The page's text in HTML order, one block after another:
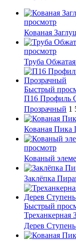
просмотр
Кованая
просмотр
Труба
Быстрый
П16 Профиль
Прозрачный 1
Кованая Пика
просмотр
Кованый
Заклёпка
Быстрый
Дерев